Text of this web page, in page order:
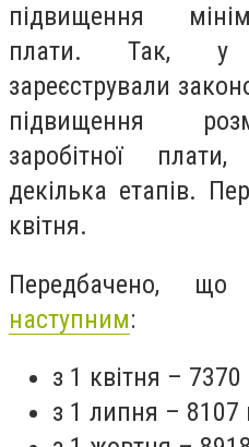
підвищення
плати. Так,
зареєстрували
підвищення
заробітної
декілька етапів.
квітня.
Передбачено, що
наступним:
з 1 квітня – 7370
з 1 липня – 8107